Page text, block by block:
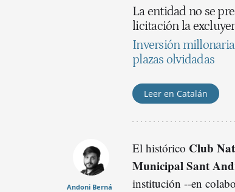
La entidad no se
licitación la
Inversión
plazas olvidadas
Leer en Catalán
Andoni Berná
El histórico Club
Municipal Sant
institución --en